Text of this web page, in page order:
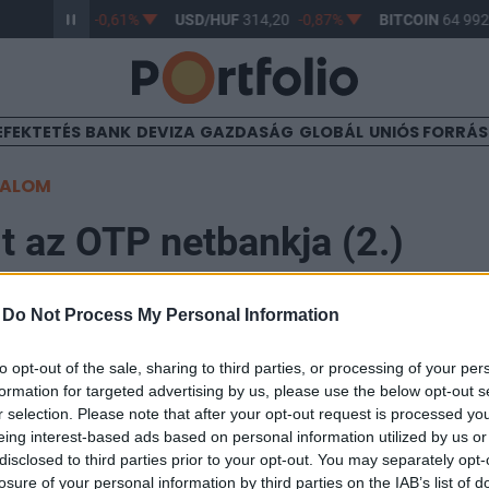
Do Not Process My Personal Information
opt-out of the sale, sharing to third parties, or processing of your
for targeted advertising by us, please use the below opt-out
selection. Please note that after your opt-out request is processed
interest-based ads based on personal information utilized by us
to third parties prior to your opt-out. You may separately
of your personal information by third parties on the IAB’s list of
363,17 -0,61% USD/HUF314,20 -0,87% BITCOIN64
BANK DEVIZA GAZDASÁG GLOBÁL UNIÓS
az OTP netbankja (2.)
akadozik az OTP netbankja és az OTP Webshop
a déli órákban a hozzánk beérkezett olvasói
Este hat óra után közölték lapunkkal, hogy a
probléma megoldódott.